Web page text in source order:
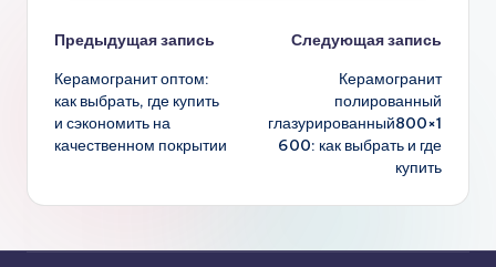
Навигация
записи
Предыдущая запись
Керамогранит оптом:
как выбрать, где купить
и сэкономить на
качественном покрытии
Следующая запись
Керамогранит
полированный
глазурированный800×1
600: как выбрать и где
купить